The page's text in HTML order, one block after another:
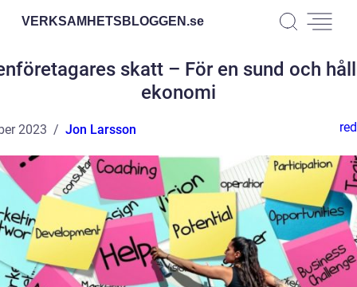
VERKSAMHETSBLOGGEN.se
skatt – För en sund och
ekonomi
2023 Jon Larsson